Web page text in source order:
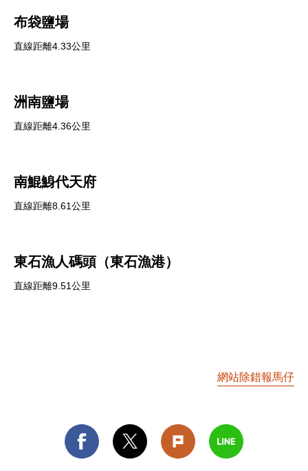
布袋鹽場
直線距離4.33公里
洲南鹽場
直線距離4.36公里
南鯤鯓代天府
直線距離8.61公里
東石漁人碼頭（東石漁港）
直線距離9.51公里
網站除錯報馬仔